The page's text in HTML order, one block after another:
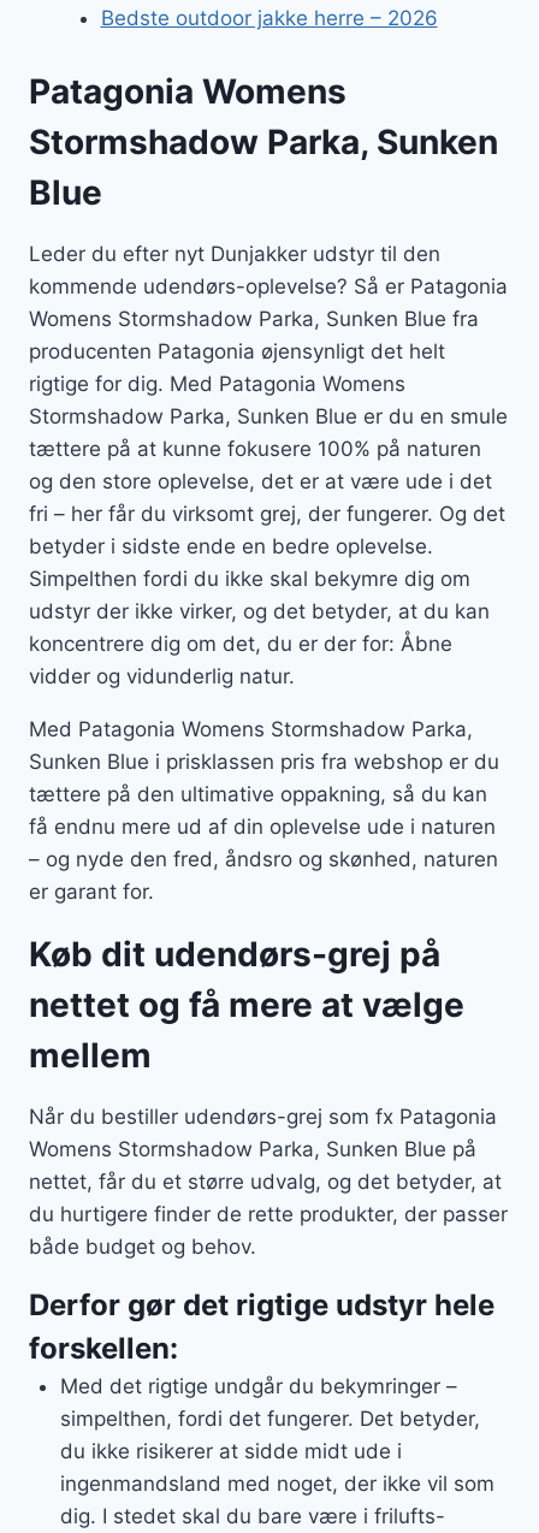
Bedste outdoor jakke herre – 2026
Patagonia Womens
Stormshadow Parka, Sunken
Blue
Leder du efter nyt Dunjakker udstyr til den
kommende udendørs-oplevelse? Så er Patagonia
Womens Stormshadow Parka, Sunken Blue fra
producenten Patagonia øjensynligt det helt
rigtige for dig. Med Patagonia Womens
Stormshadow Parka, Sunken Blue er du en smule
tættere på at kunne fokusere 100% på naturen
og den store oplevelse, det er at være ude i det
fri – her får du virksomt grej, der fungerer. Og det
betyder i sidste ende en bedre oplevelse.
Simpelthen fordi du ikke skal bekymre dig om
udstyr der ikke virker, og det betyder, at du kan
koncentrere dig om det, du er der for: Åbne
vidder og vidunderlig natur.
Med Patagonia Womens Stormshadow Parka,
Sunken Blue i prisklassen pris fra webshop er du
tættere på den ultimative oppakning, så du kan
få endnu mere ud af din oplevelse ude i naturen
– og nyde den fred, åndsro og skønhed, naturen
er garant for.
Køb dit udendørs-grej på
nettet og få mere at vælge
mellem
Når du bestiller udendørs-grej som fx Patagonia
Womens Stormshadow Parka, Sunken Blue på
nettet, får du et større udvalg, og det betyder, at
du hurtigere finder de rette produkter, der passer
både budget og behov.
Derfor gør det rigtige udstyr hele
forskellen:
Med det rigtige undgår du bekymringer –
simpelthen, fordi det fungerer. Det betyder,
du ikke risikerer at sidde midt ude i
ingenmandsland med noget, der ikke vil som
dig. I stedet skal du bare være i frilufts-